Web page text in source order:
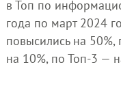
в Топ по
года по март 2024
повысились на
на 10%, по Топ-3 —